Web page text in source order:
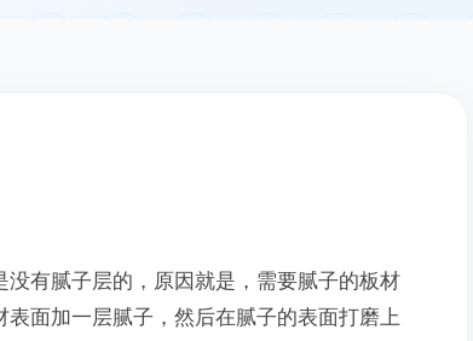
有腻子层的，原因就是，需要腻子的板材
面加一层腻子，然后在腻子的表面打磨上